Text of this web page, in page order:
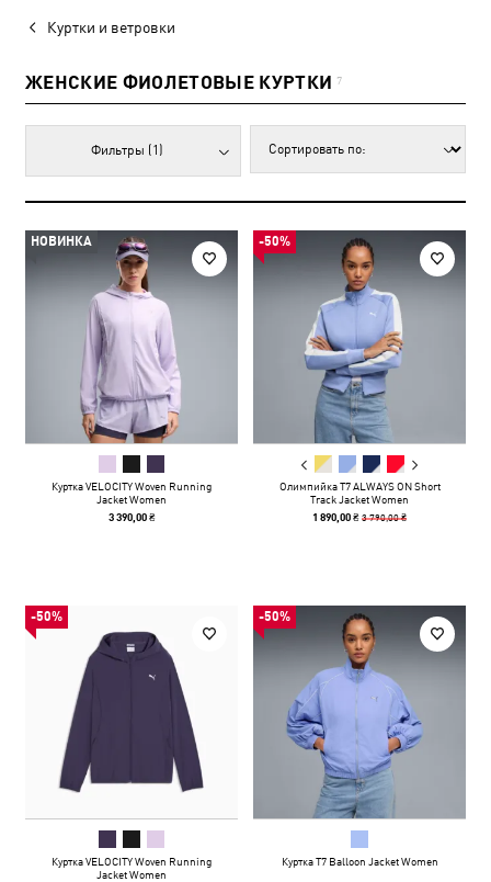
Куртки и ветровки
ЖЕНСКИЕ ФИОЛЕТОВЫЕ КУРТКИ 7
Фильтры (1)
НОВИНКА
Куртка VELOCITY Woven Running
Jacket Women
3 390,00 ₴
-50%
Олимпийка T7 ALWAYS ON Short
Track Jacket Women
1 890,00 ₴3 790,00 ₴
-50%
Куртка VELOCITY Woven Running
Jacket Women
-50%
Куртка T7 Balloon Jacket Women